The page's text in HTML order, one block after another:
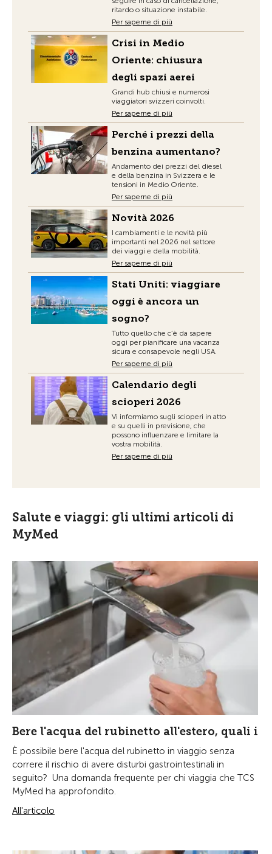
ritardo o situazione instabile.
Per saperne di più
Crisi in Medio
Oriente: chiusura
degli spazi aerei
Grandi hub chiusi e numerosi
viaggiatori svizzeri coinvolti.
Per saperne di più
Perché i prezzi della
benzina aumentano?
Andamento dei prezzi del diesel
e della benzina in Svizzera e le
tensioni in Medio Oriente.
Per saperne di più
Novità 2026
I cambiamenti e le novità più
importanti nel 2026 nel settore
dei viaggi e della mobilità.
Per saperne di più
Stati Uniti: viaggiare
oggi è ancora un
sogno?
Tutto quello che c’è da sapere
oggi per pianificare una vacanza
sicura e consapevole negli USA.
Per saperne di più
Calendario degli
scioperi 2026
Vi informiamo sugli scioperi in atto
e su quelli in previsione, che
possono influenzare e limitare la
vostra mobilità.
Per saperne di più
Salute e viaggi: gli ultimi articoli di
MyMed
Bere l'acqua del rubinetto all'estero, quali i
È possibile bere l'acqua del rubinetto in viaggio senza
correre il rischio di avere disturbi gastrointestinali in
seguito? Una domanda frequente per chi viaggia che TCS
MyMed ha approfondito.
All'articolo